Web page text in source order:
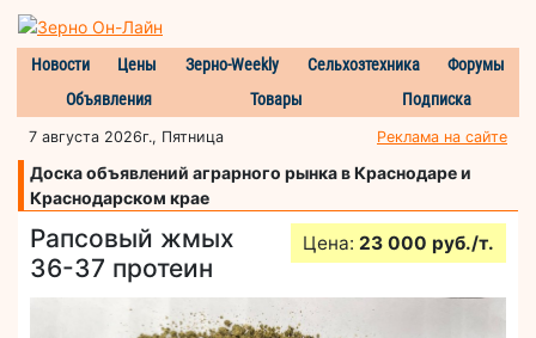
Новости Цены Зерно-Weekly Сельхозтехника
Форумы
Объявления
Товары Подписка
7 августа 2026г., Пятница Реклама на сайте
Доска объявлений аграрного рынка в Краснодаре и
Краснодарском крае
Рапсовый жмых
36-37 протеин
Цена: 23 000 руб./т.